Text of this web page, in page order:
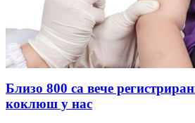
Близо 800 са вече
коклюш у нас